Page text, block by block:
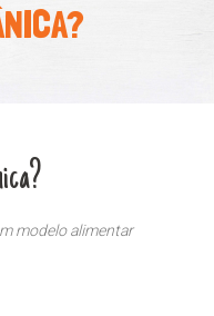
modelo alimentar